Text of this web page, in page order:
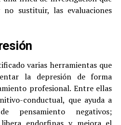
sustituir, las evaluaciones
varias herramientas que
la depresión de forma
profesional. Entre ellas
conductual, que ayuda a
pensamiento negativos;